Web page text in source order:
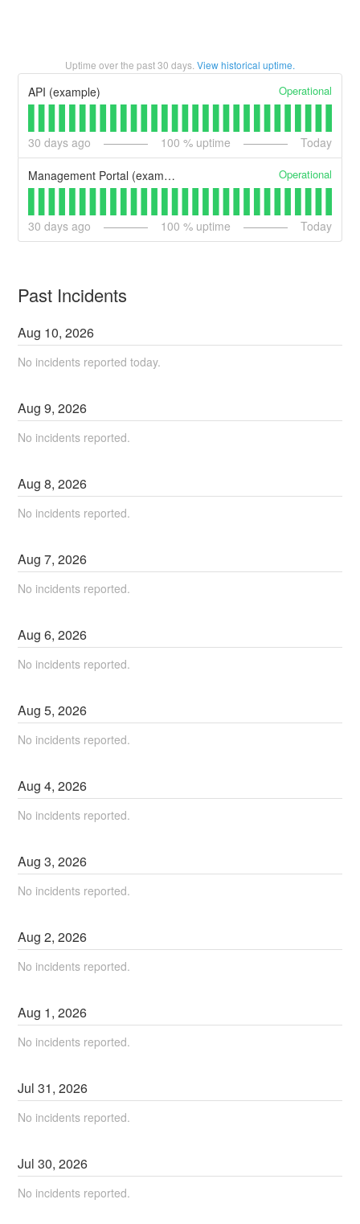
Uptime over the past30 days. View historical uptime.
API (example) Operational
30 days ago 100 % uptime Today
Management Portal (example) Operational
30 days ago 100 % uptime Today
Past Incidents
Aug 10,2026
No incidents reported today.
Aug9,2026
No incidents reported.
Aug8,2026
No incidents reported.
Aug7,2026
No incidents reported.
Aug6,2026
No incidents reported.
Aug5,2026
No incidents reported.
Aug4,2026
No incidents reported.
Aug3,2026
No incidents reported.
Aug2,2026
No incidents reported.
Aug 1,2026
No incidents reported.
Jul31,2026
No incidents reported.
Jul30,2026
No incidents reported.